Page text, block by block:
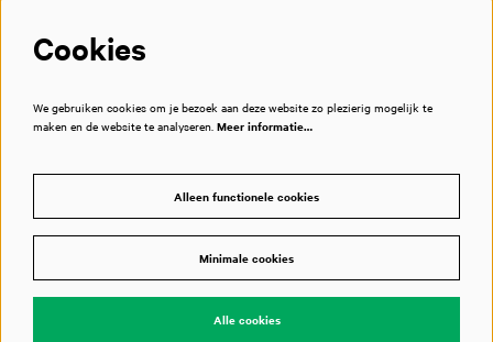
Cookies
We gebruiken cookies om je bezoek aan deze website zo plezierig mogelijk te
maken en de website te analyseren. Meer informatie…
Alleen functionele cookies
Minimale cookies
Alle cookies